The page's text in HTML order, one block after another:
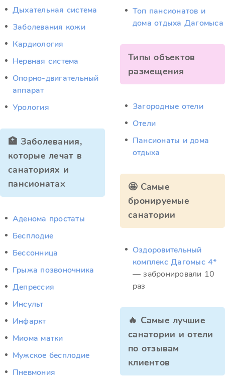
Дыхательная система
Заболевания кожи
Кардиология
Нервная система
Опорно-двигательный
аппарат
Урология
🏥 Заболевания,
которые лечат в
санаториях и
пансионатах
Аденома простаты
Бесплодие
Бессонница
Грыжа позвоночника
Депрессия
Инсульт
Инфаркт
Миома матки
Мужское бесплодие
Пневмония
Топ пансионатов и
дома отдыха Дагомыса
Типы объектов
размещения
Загородные отели
Отели
Пансионаты и дома
отдыха
🤩 Самые
бронируемые
санатории
Оздоровительный
комплекс Дагомыс 4*
— забронировали 10
раз
🔥 Самые лучшие
санатории и отели
по отзывам
клиентов